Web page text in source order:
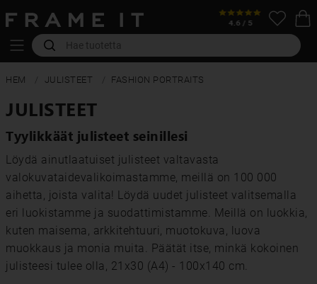
HEM JULISTEET FASHION PORTRAITS
JULISTEET
Tyylikkäät julisteet seinillesi
Löydä ainutlaatuiset julisteet valtavasta
valokuvataidevalikoimastamme, meillä on 100 000
aihetta, joista valita! Löydä uudet julisteet valitsemalla
eri luokistamme ja suodattimistamme. Meillä on luokkia,
kuten maisema, arkkitehtuuri, muotokuva, luova
muokkaus ja monia muita. Päätät itse, minkä kokoinen
julisteesi tulee olla, 21x30 (A4) - 100x140 cm.